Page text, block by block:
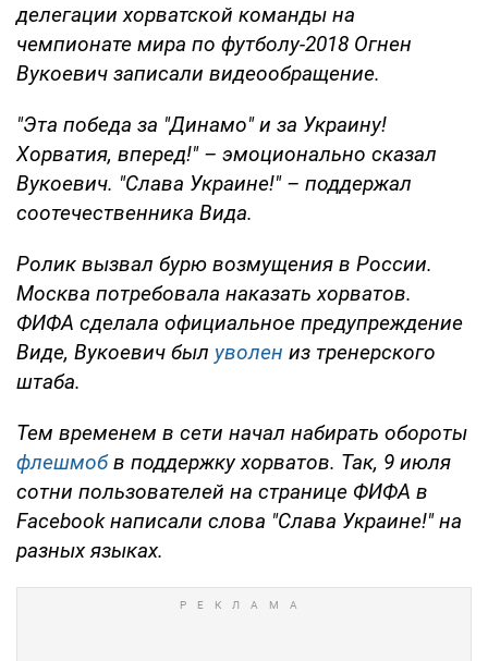
делегации хорватской команды на
чемпионате мира по футболу-2018 Огнен
Вукоевич записали видеообращение.
"Эта победа за "Динамо" и за Украину!
Хорватия, вперед!" – эмоционально сказал
Вукоевич. "Слава Украине!" – поддержал
соотечественника Вида.
Ролик вызвал бурю возмущения в России.
Москва потребовала наказать хорватов.
ФИФА сделала официальное предупреждение
Виде, Вукоевич был уволен из тренерского
штаба.
Тем временем в сети начал набирать обороты
флешмобв поддержку хорватов. Так, 9 июля
сотни пользователей на странице ФИФА в
Facebook написали слова "Слава Украине!" на
разных языках.